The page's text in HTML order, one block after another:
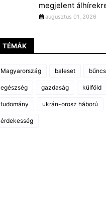
megjelent
augusztus 01, 2026
TÉMÁK
Magyarország baleset
egészség gazdaság külföld
tudomány ukrán-orosz háború
érdekesség